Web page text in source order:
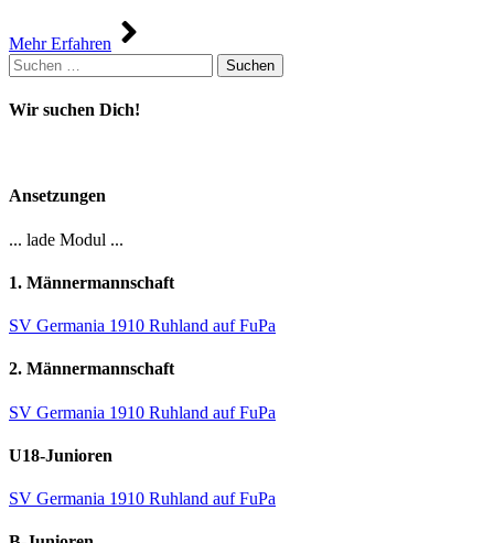
Mehr Erfahren
Suchen
nach:
Wir suchen Dich!
Ansetzungen
... lade Modul ...
1. Männermannschaft
SV Germania 1910 Ruhland auf FuPa
2. Männermannschaft
SV Germania 1910 Ruhland auf FuPa
U18-Junioren
SV Germania 1910 Ruhland auf FuPa